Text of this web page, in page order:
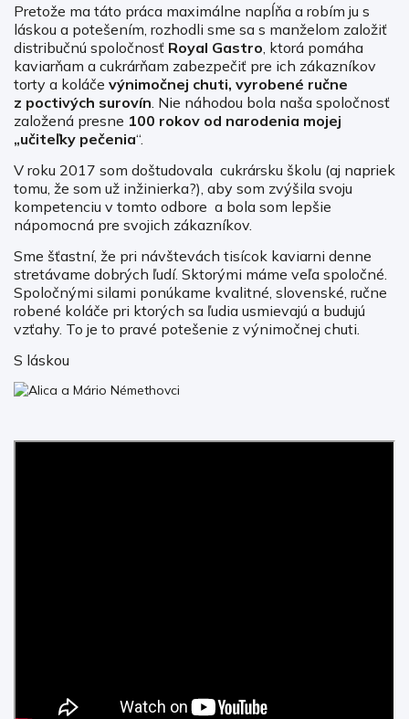
Pretože ma táto práca maximálne napĺňa a robím ju s
láskou a potešením, rozhodli sme sa s manželom založiť
distribučnú spoločnosť Royal Gastro , ktorá pomáha
kaviarňam a cukrárňam zabezpečiť pre ich zákazníkov
torty a koláče výnimočnej chuti, vyrobené ručne
z poctivých surovín . Nie náhodou bola naša spoločnosť
založená presne 100 rokov od narodenia mojej
„učiteľky pečenia“.
V roku 2017 som doštudovala cukrársku školu (aj napriek
tomu, že som už inžinierka?), aby som zvýšila svoju
kompetenciu v tomto odbore a bola som lepšie
nápomocná pre svojich zákazníkov.
Sme šťastní, že pri návštevách tisícok kaviarni denne
stretávame dobrých ľudí. Sktorými máme veľa spoločné.
Spoločnými silami ponúkame kvalitné, slovenské, ručne
robené koláče pri ktorých sa ľudia usmievajú a budujú
vzťahy. To je to pravé potešenie z výnimočnej chuti.
S láskou